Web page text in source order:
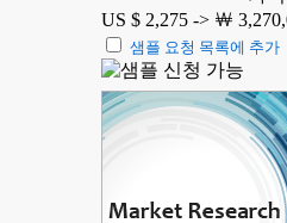
US $ 2,275 -> ￦
샘플 요청 목록에 추가